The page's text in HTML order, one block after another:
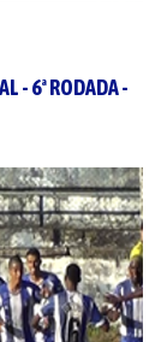
- 6ª RODADA -